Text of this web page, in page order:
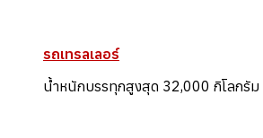
รถเทรลเลอร์
น้ำหนักบรรทุกสูงสุด 32,000 กิโลกรัม